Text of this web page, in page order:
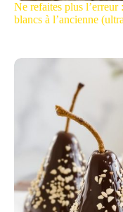
Ne refaites plus l’erreur
blancs à l’ancienne